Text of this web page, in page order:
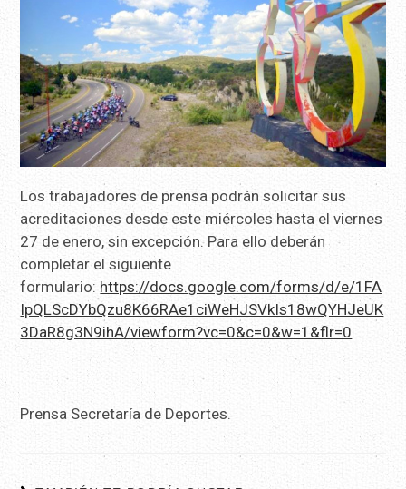
Los trabajadores de prensa podrán solicitar sus
acreditaciones desde este miércoles hasta el viernes
27 de enero, sin excepción. Para ello deberán
completar el siguiente
formulario: https://docs.google.com/forms/d/e/1FA
IpQLScDYbQzu8K66RAe1ciWeHJSVkIs18wQYHJeUK
3DaR8g3N9ihA/viewform?vc=0&c=0&w=1&flr=0.
Prensa Secretaría de Deportes.